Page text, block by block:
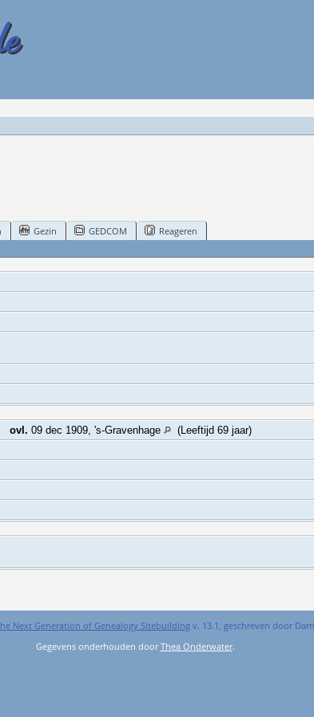
Gezin GEDCOM
Reageren
ovl. 09 dec 1909, 's-Gravenhage
(Leeftijd 69 jaar)
Next Generation of Genealogy Sitebuildingv. 13.1, geschreven door
Gegevens onderhouden doorThea Onderwater.